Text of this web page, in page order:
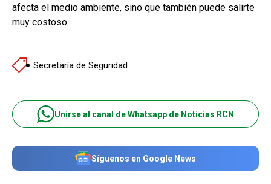
afecta el medio ambiente, sino que también puede salirte
muy costoso.
Secretaría de Seguridad
Unirse al canal de Whatsapp de Noticias RCN
Síguenos en Google News